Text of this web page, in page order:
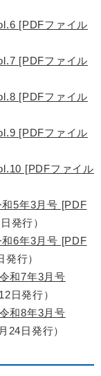
[PDFファイル
[PDFファイル
[PDFファイル
[PDFファイル
[PDFファイル
5年3月号 [PDF
発行）
6年3月号 [PDF
発行）​
和7年3月号
日発行）
和8年3月号
24日発行）​